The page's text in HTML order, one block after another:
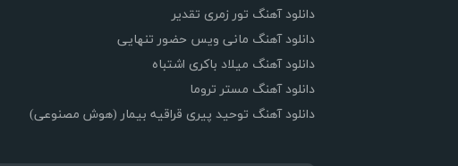
دانلود آهنگ تور زمری تقدیر
دانلود آهنگ مانی ویس حضور تنهایی
دانلود آهنگ میلاد باکری اشتباه
دانلود آهنگ مستر تروما
دانلود آهنگ توحید پیری قراقیه بیمار (هوش مصنوعی)